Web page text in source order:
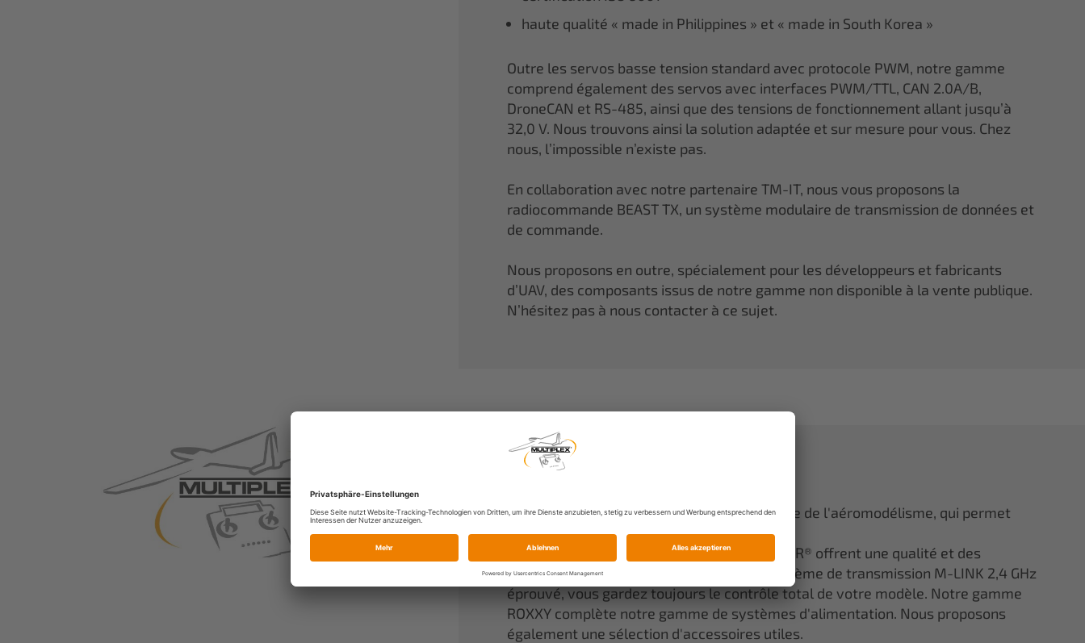
haute qualité « made in Philippines » et « made in South Korea »
Outre les servos basse tension standard avec protocole PWM, notre gamme
comprend également des servos avec interfaces PWM/TTL, CAN 2.0A/B,
DroneCAN et RS-485, ainsi que des tensions de fonctionnement allant jusqu’à
32,0 V. Nous trouvons ainsi la solution adaptée et sur mesure pour vous. Chez
nous, l’impossible n’existe pas.
En collaboration avec notre partenaire TM-IT, nous vous proposons la
radiocommande BEAST TX, un système modulaire de transmission de données et
de commande.
Nous proposons en outre, spécialement pour les développeurs et fabricants
d’UAV, des composants issus de notre gamme non disponible à la vente publique.
N’hésitez pas à nous contacter à ce sujet.
Une référence incontournable dans le monde de l'aéromodélisme, qui permet
aux rêves d'enfant de devenir réalité.
Nos modèles en mousse agglomérée ELAPOR® offrent une qualité et des
performances optimales. Grâce à notre système de transmission M-LINK 2,4 GHz
éprouvé, vous gardez toujours le contrôle total de votre modèle. Notre gamme
ROXXY complète notre gamme de systèmes d'alimentation. Nous proposons
également une sélection d'accessoires utiles.